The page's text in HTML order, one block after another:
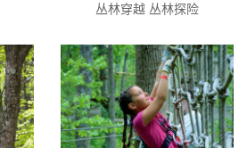
丛林穿越 丛林探险